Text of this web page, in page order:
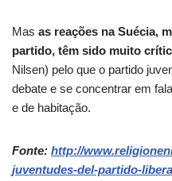
Mas as reações na Suécia,
partido, têm sido muito
Nilsen) pelo que o partido
debate e se concentrar em
e de habitação.
Fonte: http://
juventudes-del-partido-